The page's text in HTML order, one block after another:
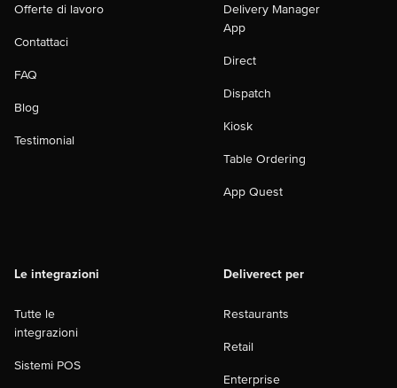
Offerte di lavoro
Contattaci
FAQ
Blog
Testimonial
Delivery Manager
App
Direct
Dispatch
Kiosk
Table Ordering
App Quest
Le integrazioni
Tutte le
integrazioni
Sistemi POS
Deliverect per
Restaurants
Retail
Enterprise